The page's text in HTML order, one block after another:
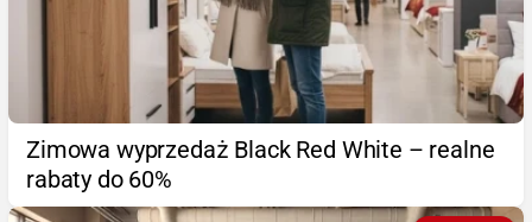
Zimowa wyprzedaż Black Red White – realne
rabaty do 60%